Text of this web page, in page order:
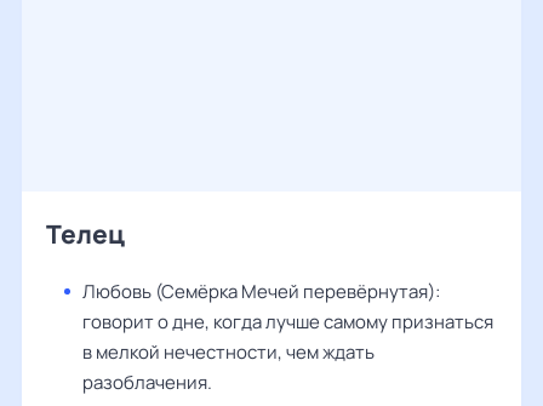
Телец
Любовь (Семёрка Мечей перевёрнутая):
говорит о дне, когда лучше самому признаться
в мелкой нечестности, чем ждать
разоблачения.